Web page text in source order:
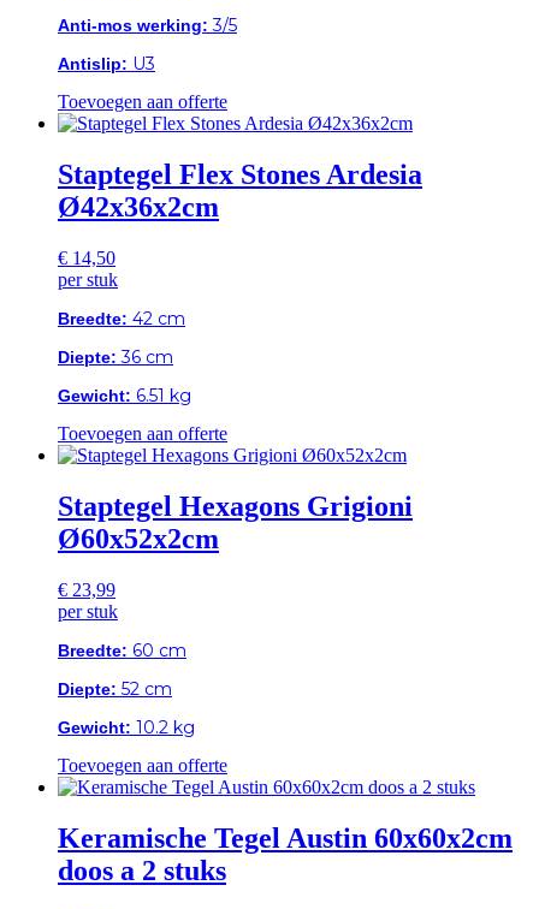
Anti-mos werking: 3/5
Antislip: U3
Toevoegen aan offerte
Staptegel Flex Stones Ardesia
Ø42x36x2cm
€ 14,50
per stuk
Breedte: 42 cm
Diepte: 36 cm
Gewicht: 6.51 kg
Toevoegen aan offerte
Staptegel Hexagons Grigioni
Ø60x52x2cm
€ 23,99
per stuk
Breedte: 60 cm
Diepte: 52 cm
Gewicht: 10.2 kg
Toevoegen aan offerte
Keramische Tegel Austin 60x60x2cm
doos a 2 stuks